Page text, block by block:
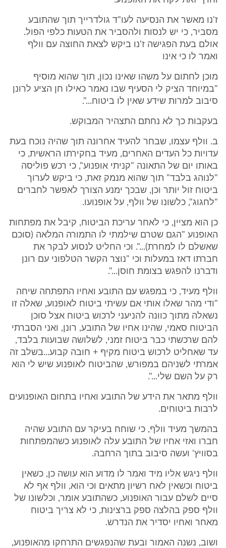
ז'נו מאשר את הנסיעה לעו"ד גולדרייך תוך שהתובע
מסביר, כי יש לנסות ולהסביר את הטעות כלפי הפול.
אולם בעת הפגישה ז'נו ביקש לצאת החוצה עם וולף
ואמר לו כי אינו
מוכן לחתום על משהו שאינו נכון, תוך שהוא מוסיף
"במיוחד הציק לי הסעיף שבו נאמר כאילו חן הציע לרונן
סיבוב למרות שידע שאין לו ביטוח...".
בעקבות כך לא נחתם התצהיר המבוקש.
ב. וולף עצמו, שבחר להעיד אחרונה תוך שהיה נוכח בעת
עדויות כל העדים האחרים, מעיד בחקירתו הראשית, כי
באותו יום של התאונה "קניתי אופנוע", כי רכש פוליסה
"לנוהג בלבד" תוך שהוא מנמק זאת, כי ביקש לערוך
ביטוח זול יותר וכן, שבכך ימנע הצורך לאפשר לחברים
"לחגוג", כלשונו של וולף, על אופנועו.
כן הוא מציין, כי לאחר עריכת הביטוח, קיבל את מפתחות
האופנוע "הגם שטרם שילמתי לו התמורה המלאה (סוכם
שאשלם לו למחרת)...". וכי החליט לנסוע לבקר את
חברתו דאז במעלות וכי "נוצר הקשר הטלפוני עם רונן
ודברנו להפגש בצומת חוסן...".
וולף מעיד, כי במפגש עם התובע ואחיו התפתחה שיחה
"ודי מהר שאלו אותי אם עשיתי ביטוח לאופנוע, שאלה זו
נשאלה מתוך כוונה להניעני לרכוש ביטוח אצל סוכן
הביטוח סאמי, שהינו אחיו של התובע, רונן, ואני הסברתי
להם שרכשתי כבר ביטוח זמני, לשלושה שבועות בלבד,
עד שאחליט לרכוש ביטוח מקיף + חובה קבוע...בשלב זה
אמרתי לשניהם במפורש, שהביטוח לאופנוע שיש לי הוא
רק על השם שלי...".
וולף מתאר את הידע של התובע ואחיו בתחום האופנועים
לרבות ביטוחים.
בהמשך מעיד וולף, כי שוחח בעיקר עם התובע שהיה
חברו ואזי אחיו של התובע עלה לאופנוע כשהמפתחות
בסוויץ' ועשה סיבוב בתוך הרחבה.
וולף ניגש אליו מיד ואמר לו מדוע הוא עושה כן, כשאין
ביטוח וכשאין לאח רשיון מתאים וכי הוא, וולף אף לא
סיים לשלם עבור האופנוע, כשהתובע אומר, וכלשונו של
וולף ספק בהלצה ספק ברצינות, כי לא צריך ביטוח
מאחר ואחיו יסדיר את הנדרש.
ושוב, נשנה האמור ובעת שהנפגשים התרחקו מהאופנוע,